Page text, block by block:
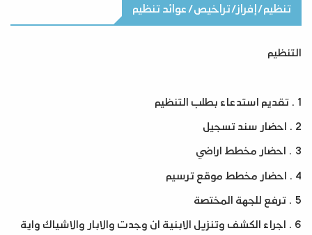
تنظيم/إفراز/تراخيص/عوائد تنظيم
التنظيم
1 . تقديم استدعاء بطلب التنظيم
2 . احضار سند تسجيل
3 . احضار مخطط اراضي
4 . احضار مخطط موقع ترسيم
5 . ترفع للجهة المختصة
6 .
اجراء الكشف وتنزيل الابنية ان وجدت والابار والاشياك واية